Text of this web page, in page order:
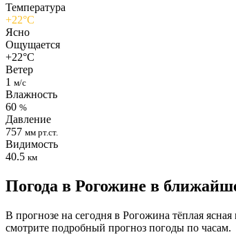
Температура
+22°C
Ясно
Ощущается
+22°C
Ветер
1 м/с
Влажность
60 %
Давление
757 мм рт.ст.
Видимость
40.5 км
Погода в Рогожине в
В прогнозе на сегодня в Рогожина тёплая
смотрите подробный прогноз погоды по часам.